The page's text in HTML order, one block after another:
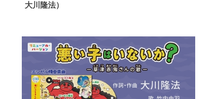
大川隆法）